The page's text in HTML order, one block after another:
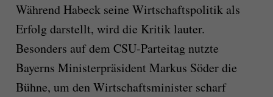
Während Habeck seine Wirtschaftspolitik als
Erfolg darstellt, wird die Kritik lauter.
Besonders auf dem CSU-Parteitag nutzte
Bayerns Ministerpräsident Markus Söder die
Bühne, um den Wirtschaftsminister scharf